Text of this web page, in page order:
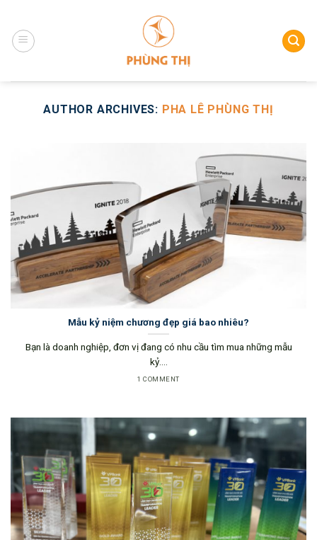
content
AUTHOR ARCHIVES: PHA LÊ PHÙNG THỊ
Mẫu kỷ niệm chương đẹp giá bao nhiêu?
Bạn là doanh nghiệp, đơn vị đang có nhu cầu tìm mua những mẫu
kỷ....
1 COMMENT